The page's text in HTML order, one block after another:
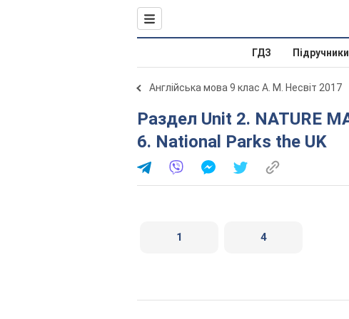
ГДЗ Підручники
Англійська мова 9 клас А. М. Несвіт 2017
Раздел Unit 2. NATURE MAGIC: WEB OF LIFE. Lessons 5-
6. National Parks the UK
1 4